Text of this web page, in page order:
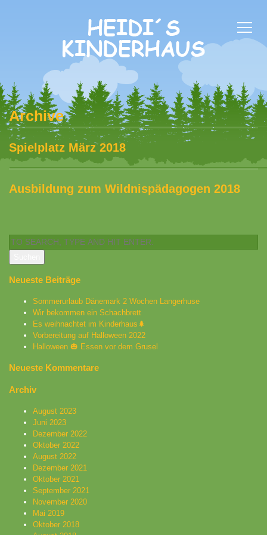
Archive
Spielplatz März 2018
Ausbildung zum Wildnispädagogen 2018
Neueste Beiträge
Sommerurlaub Dänemark 2 Wochen Langerhuse
Wir bekommen ein Schachbrett
Es weihnachtet im Kinderhaus🌲
Vorbereitung auf Halloween 2022
Halloween 🎃 Essen vor dem Grusel
Neueste Kommentare
Archiv
August 2023
Juni 2023
Dezember 2022
Oktober 2022
August 2022
Dezember 2021
Oktober 2021
September 2021
November 2020
Mai 2019
Oktober 2018